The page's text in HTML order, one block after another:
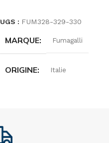
UGS : FUM328-329-330
MARQUE Fumagalli
ORIGINE Italie